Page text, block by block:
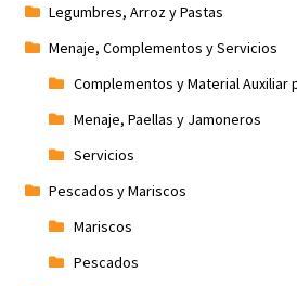
Legumbres, Arroz y Pastas
Menaje, Complementos y Servicios
Complementos y Material Auxiliar
Menaje, Paellas y Jamoneros
Servicios
Pescados y Mariscos
Mariscos
Pescados